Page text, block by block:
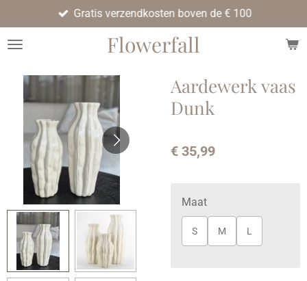
direct
naar
hoofdinhoud
Flowerfall
Gratis verzendkosten boven de € 100
Aardewerk vaas
Dunk
€ 35,99
Maat
S M L